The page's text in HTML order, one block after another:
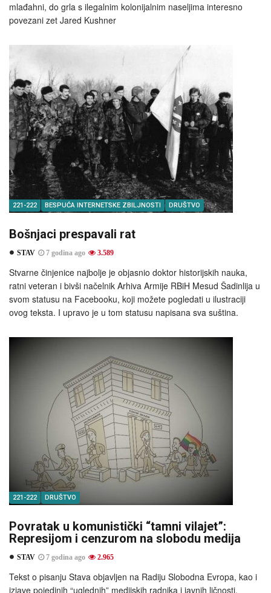
mlađahni, do grla s ilegalnim kolonijalnim naseljima interesno
povezani zet Jared Kushner
221-222 BESPUĆA INTERNETSKE ZBILJNOSTI DRUŠTVO
Bošnjaci prespavali rat
STAV 7 godina ago 3.589
Stvarne činjenice najbolje je objasnio doktor historijskih nauka,
ratni veteran i bivši načelnik Arhiva Armije RBiH Mesud Šadinlija u
svom statusu na Facebooku, koji možete pogledati u ilustraciji
ovog teksta. I upravo je u tom statusu napisana sva suština.
221-222 DRUŠTVO
Povratak u komunistički “tamni vilajet”:
Represijom i cenzurom na slobodu medija
STAV 7 godina ago 2.965
Tekst o pisanju Stava objavljen na Radiju Slobodna Evropa, kao i
izjave pojedinih “uglednih” medijskih radnika i javnih ličnosti,